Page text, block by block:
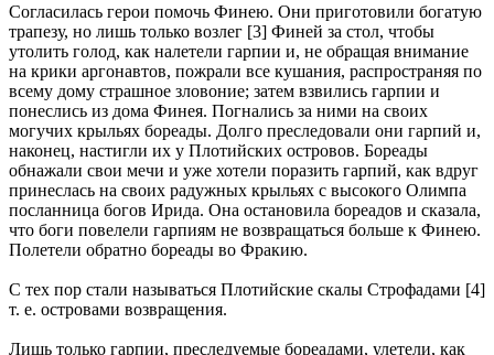
Согласилась герои помочь Финею. Они приготовили богатую
трапезу, но лишь только возлег [3] Финей за стол, чтобы
утолить голод, как налетели гарпии и, не обращая внимание
на крики аргонавтов, пожрали все кушания, распространяя по
всему дому страшное зловоние; затем взвились гарпии и
понеслись из дома Финея. Погнались за ними на своих
могучих крыльях бореады. Долго преследовали они гарпий и,
наконец, настигли их у Плотийских островов. Бореады
обнажали свои мечи и уже хотели поразить гарпий, как вдруг
принеслась на своих радужных крыльях с высокого Олимпа
посланница богов Ирида. Она остановила бореадов и сказала,
что боги повелели гарпиям не возвращаться больше к Финею.
Полетели обратно бореады во Фракию.
С тех пор стали называться Плотийские скалы Строфадами [4]
т. е. островами возвращения.
Лишь только гарпии, преследуемые бореадами, улетели, как